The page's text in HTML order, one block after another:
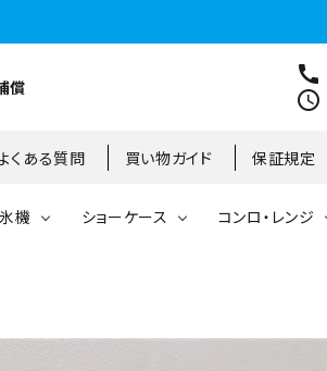
償 call
schedule
くある質問 買い物ガイド 保証規定
機 ショーケース コンロ・レンジ